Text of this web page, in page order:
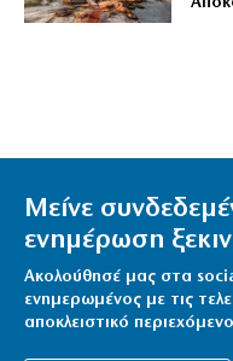
Μείνε
ενημέρωση
Ακολούθησέ μας στα
ενημερωμένος με τις
αποκλειστικό